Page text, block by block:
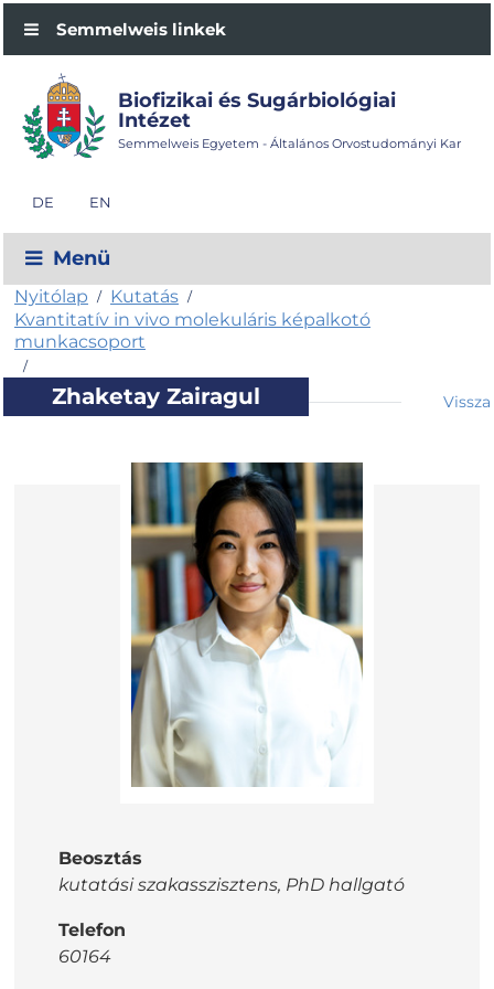
Semmelweis linkek
Biofizikai és Sugárbiológiai
Intézet
Semmelweis Egyetem - Általános Orvostudományi Kar
DE EN
Menü
Nyitólap / Kutatás /
Kvantitatív in vivo molekuláris képalkotó
munkacsoport
/
Zhaketay Zairagul Vissza
Beosztás
kutatási szakasszisztens, PhD hallgató
Telefon
60164